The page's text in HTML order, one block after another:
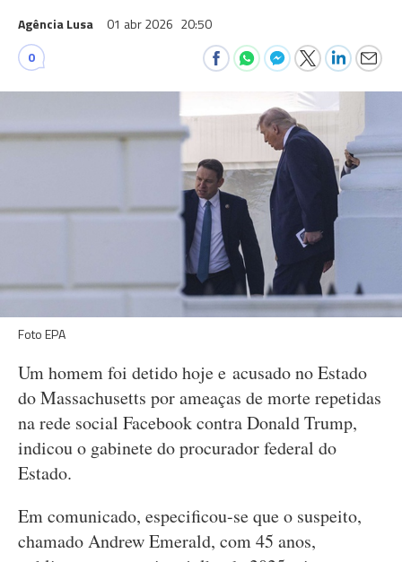
Agência Lusa 01 abr 2026 20:50
0
Foto EPA
Um homem foi detido hoje e acusado no Estado
do Massachusetts por ameaças de morte repetidas
na rede social Facebook contra Donald Trump,
indicou o gabinete do procurador federal do
Estado.
Em comunicado, especificou-se que o suspeito,
chamado Andrew Emerald, com 45 anos,